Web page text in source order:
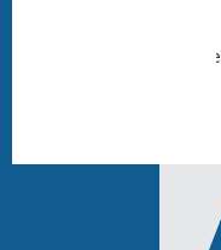
Léger - André Mare